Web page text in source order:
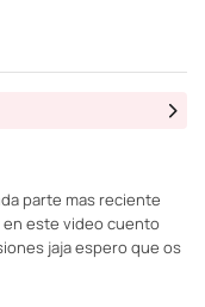
parte mas reciente
en este video cuento
jaja espero que os